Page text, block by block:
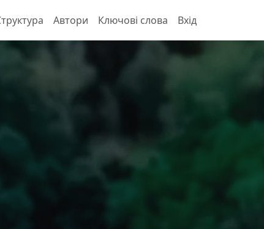
Автори Ключові слова Вхід